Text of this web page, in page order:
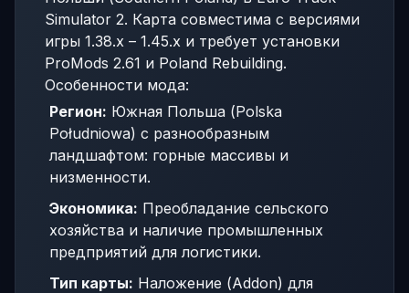
Simulator 2. Карта совместима с версиями
игры 1.38.x – 1.45.x и требует установки
ProMods 2.61 и Poland Rebuilding.
Особенности мода:
Регион: Южная Польша (Polska
Południowa) с разнообразным
ландшафтом: горные массивы и
низменности.
Экономика: Преобладание сельского
хозяйства и наличие промышленных
предприятий для логистики.
Тип карты: Наложение (Addon) для